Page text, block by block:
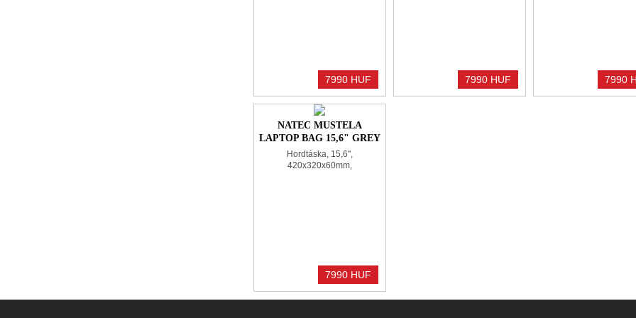
7990 HUF 7990 HUF 7990
NATEC MUSTELA
LAPTOP BAG 15,6" GREY
Hordtáska, 15,6",
420x320x60mm,
7990 HUF